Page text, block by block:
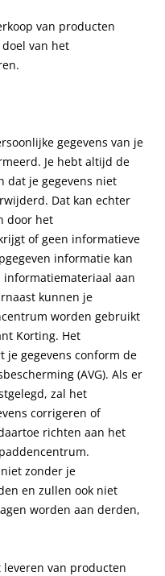
van producten
van het
gegevens van je
Je hebt altijd de
dat je gegevens niet
Dat kan echter
door het
of geen informatieve
informatie kan
aan
kunnen je
worden gebruikt
Korting. Het
gegevens conform de
(AVG). Als er
zal het
corrigeren of
richten aan het
zonder je
en zullen ook niet
worden aan derden,
leveren van producten